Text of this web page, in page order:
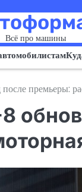
Всё про машины
премьеры: